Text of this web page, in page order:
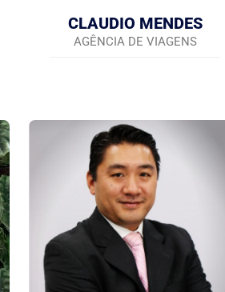
CLAUDIO MENDES
AGÊNCIA DE VIAGENS